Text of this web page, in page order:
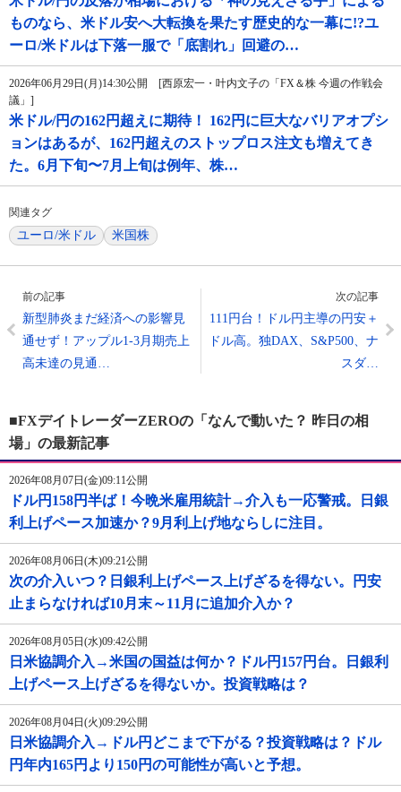
ものなら、米ドル安へ大転換を果たす歴史的な一幕に!?ユ
ーロ/米ドルは下落一服で「底割れ」回避の…
2026年06月29日(月)14:30公開 [西原宏一・叶内文子の「FX＆株 今週の作戦会
議」]
米ドル/円の162円超えに期待！ 162円に巨大なバリアオプシ
ョンはあるが、162円超えのストップロス注文も増えてき
た。6月下旬〜7月上旬は例年、株…
関連タグ
ユーロ/米ドル 米国株
前の記事
新型肺炎まだ経済への影響見
通せず！アップル1-3月期売上
高未達の見通…
次の記事
111円台！ドル円主導の円安＋
ドル高。独DAX、S&P500、ナ
スダ…
■FXデイトレーダーZEROの「なんで動いた？ 昨日の相
場」の最新記事
2026年08月07日(金)09:11公開
ドル円158円半ば！今晩米雇用統計→介入も一応警戒。日銀
利上げペース加速か？9月利上げ地ならしに注目。
2026年08月06日(木)09:21公開
次の介入いつ？日銀利上げペース上げざるを得ない。円安
止まらなければ10月末～11月に追加介入か？
2026年08月05日(水)09:42公開
日米協調介入→米国の国益は何か？ドル円157円台。日銀利
上げペース上げざるを得ないか。投資戦略は？
2026年08月04日(火)09:29公開
日米協調介入→ドル円どこまで下がる？投資戦略は？ドル
円年内165円より150円の可能性が高いと予想。